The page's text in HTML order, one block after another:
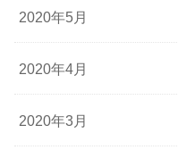
2020年5月
2020年4月
2020年3月